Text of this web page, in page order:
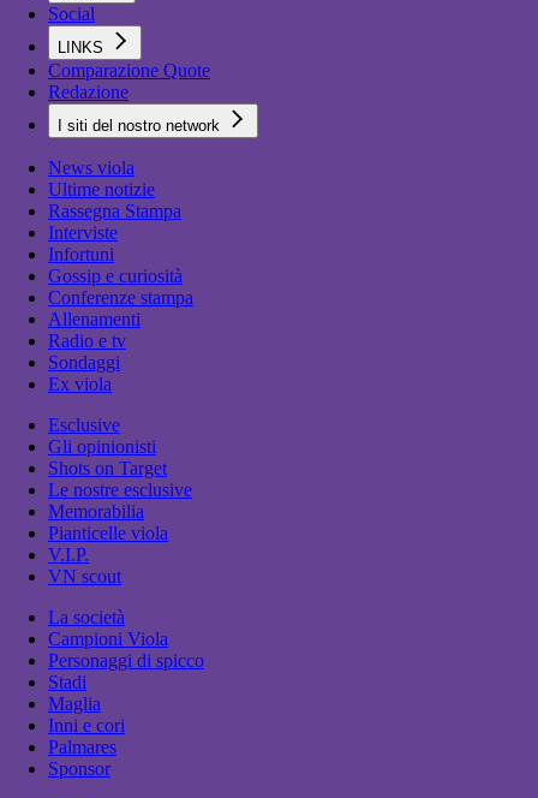
Social
LINKS
Comparazione Quote
Redazione
I siti del nostro network
News viola
Ultime notizie
Rassegna Stampa
Interviste
Infortuni
Gossip e curiosità
Conferenze stampa
Allenamenti
Radio e tv
Sondaggi
Ex viola
Esclusive
Gli opinionisti
Shots on Target
Le nostre esclusive
Memorabilia
Pianticelle viola
V.I.P.
VN scout
La società
Campioni Viola
Personaggi di spicco
Stadi
Maglia
Inni e cori
Palmares
Sponsor